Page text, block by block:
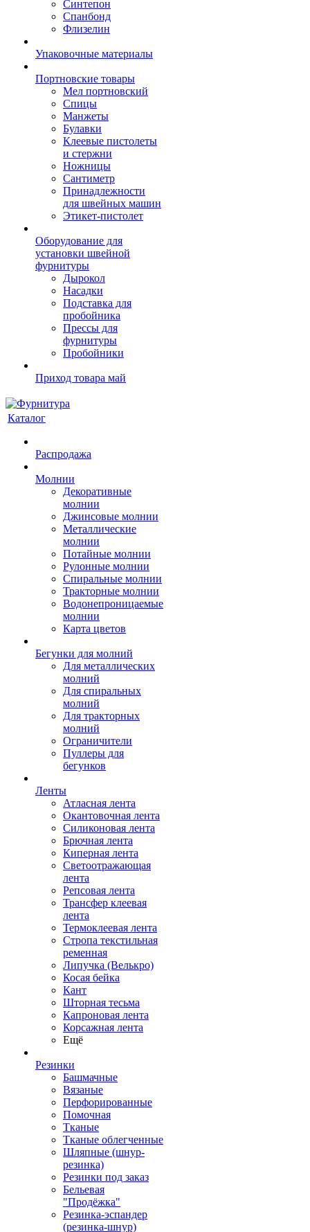
Синтепон
Спанбонд
Флизелин
Упаковочные материалы
Портновские товары
Мел портновский
Спицы
Манжеты
Булавки
Клеевые пистолеты
и стержни
Ножницы
Сантиметр
Принадлежности
для швейных машин
Этикет-пистолет
Оборудование для
установки швейной
фурнитуры
Дырокол
Насадки
Подставка для
пробойника
Прессы для
фурнитуры
Пробойники
Приход товара май
Каталог
Распродажа
Молнии
Декоративные
молнии
Джинсовые молнии
Металлические
молнии
Потайные молнии
Рулонные молнии
Спиральные молнии
Тракторные молнии
Водонепроницаемые
молнии
Карта цветов
Бегунки для молний
Для металлических
молний
Для спиральных
молний
Для тракторных
молний
Ограничители
Пуллеры для
бегунков
Ленты
Атласная лента
Окантовочная лента
Силиконовая лента
Брючная лента
Киперная лента
Светоотражающая
лента
Репсовая лента
Трансфер клеевая
лента
Термоклеевая лента
Стропа текстильная
ременная
Липучка (Велькро)
Косая бейка
Кант
Шторная тесьма
Капроновая лента
Корсажная лента
Ещё
Резинки
Башмачные
Вязаные
Перфорированные
Помочная
Тканые
Тканые облегченные
Шляпные (шнур-
резинка)
Резинки под заказ
Бельевая
"Продёжка"
Резинка-эспандер
(резинка-шнур)